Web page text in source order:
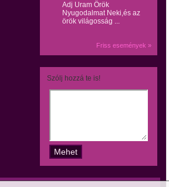
Adj Uram Örök
Nyugodalmat Neki,és az
örök világosság ...
Friss események »
Szólj hozzá te is!